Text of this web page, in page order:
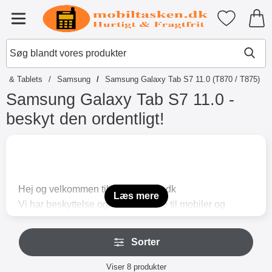
Menu Startside for Tibro BilligaMine
& Tablets Samsung Samsung Galaxy Tab S7 11.0 (T870 / T875)
Samsung Galaxy Tab S7 11.0 -
beskyt den ordentligt!
Læs mere
Hej og velkommen til mobiltasken.dk
Vi har beskyttelse og tilbehør både til mobiler og
tablets og selvfølgelig kan vi også beskytte
din Samsung Galaxy Tab S7 11.0 (T870 / T875) mod
livets små skrammer og ridser.
Skærmbeskyttelse af klar plastfilm eller hærdet glas
Sorter
Viser 8 produkter